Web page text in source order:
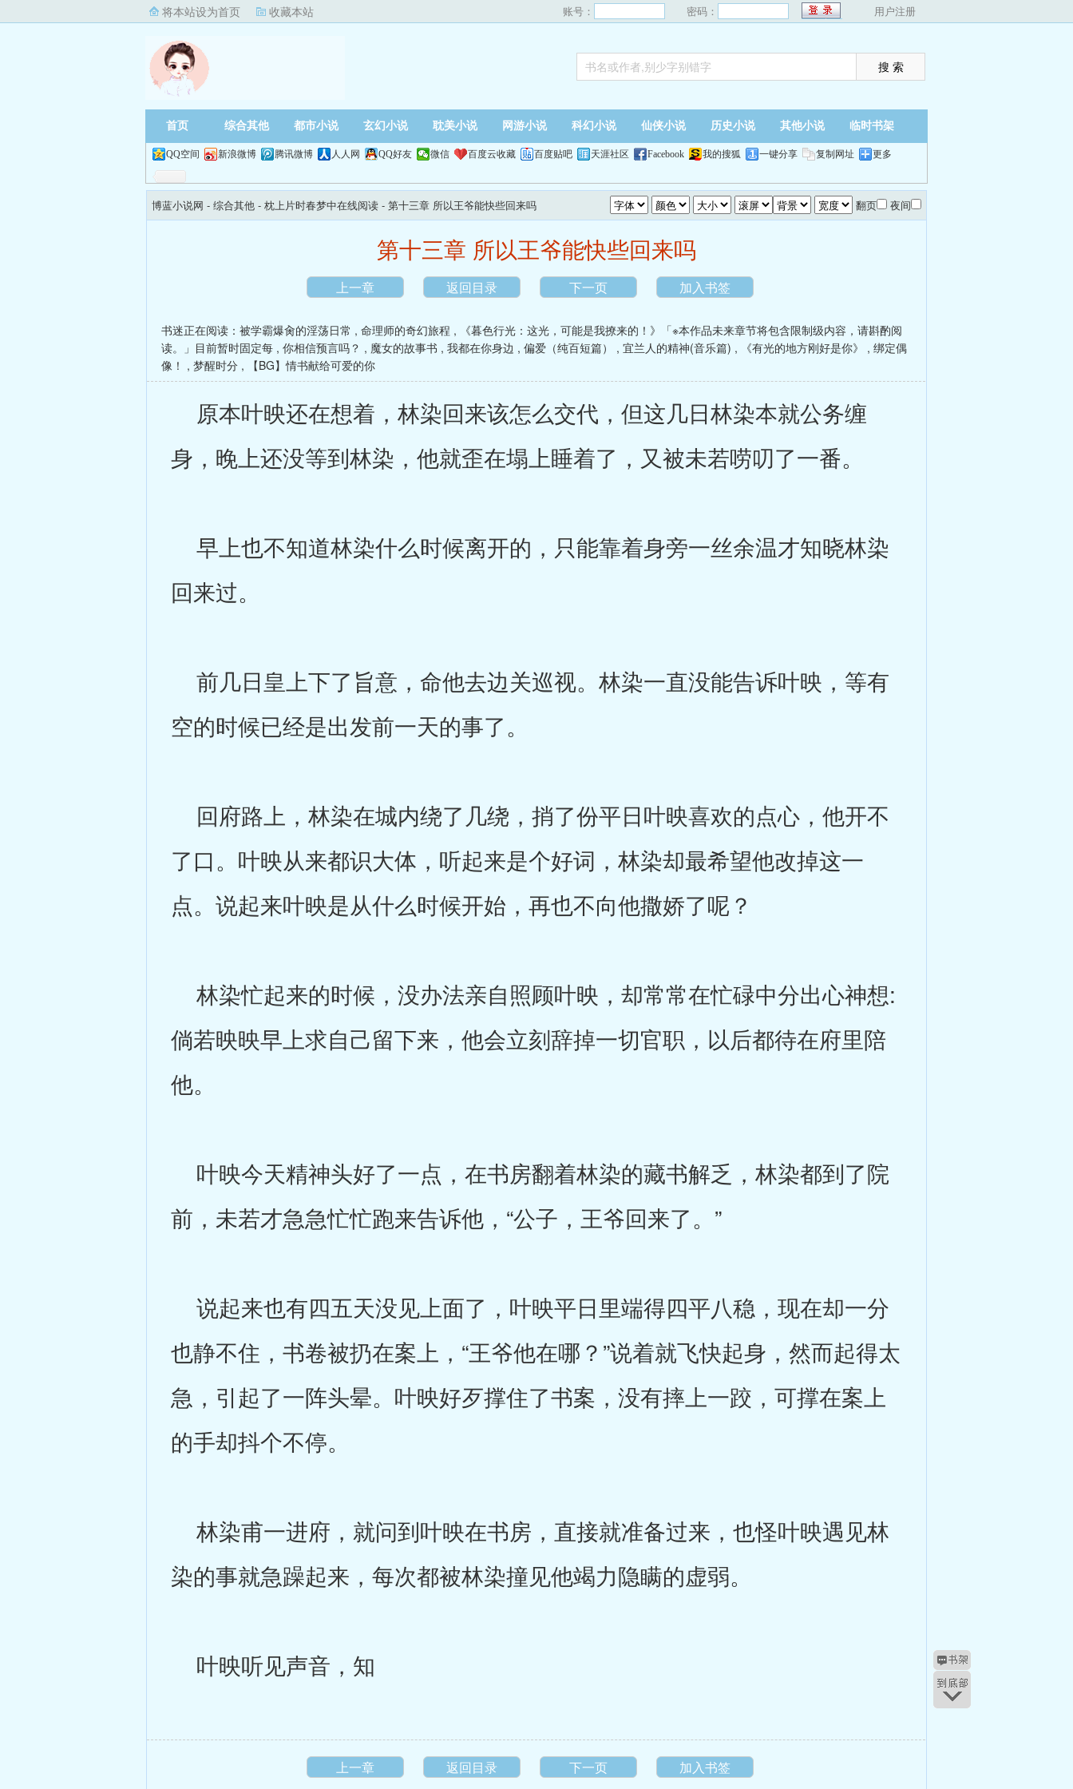
将本站设为首页 收藏本站 账号： 密码： 用户注册
首页 综合其他 都市小说 玄幻小说 耽美小说 网游小说 科幻小说 仙侠小说 历史小说 其他小说 临时书架
QQ空间 新浪微博 腾讯微博 人人网 QQ好友 微信 百度云收藏 百度贴吧 天涯社区 Facebook 我的搜狐 一键分享 复制网址 更多
博蓝小说网 - 综合其他 - 枕上片时春梦中在线阅读 - 第十三章 所以王爷能快些回来吗 翻页 夜间
第十三章 所以王爷能快些回来吗
上一章 返回目录 下一页 加入书签
书迷正在阅读： 被学霸爆肏的淫荡日常 , 命理师的奇幻旅程 ,
《暮色行光：这光，可能是我撩来的！》「※本作品未来章节将包含限制级内容，请斟酌阅
读。」目前暂时固定每 , 你相信预言吗？ , 魔女的故事书 , 我都在你身边 , 偏爱（纯百短篇） , 宜兰人的精神(音乐篇) , 《有光的地方刚好是你》 , 绑定偶
像！ , 梦醒时分 , 【BG】情书献给可爱的你
原本叶映还在想着，林染回来该怎么交代，但这几日林染本就公务缠
身，晚上还没等到林染，他就歪在塌上睡着了，又被未若唠叨了一番。
早上也不知道林染什么时候离开的，只能靠着身旁一丝余温才知晓林染
回来过。
前几日皇上下了旨意，命他去边关巡视。林染一直没能告诉叶映，等有
空的时候已经是出发前一天的事了。
回府路上，林染在城内绕了几绕，捎了份平日叶映喜欢的点心，他开不
了口。叶映从来都识大体，听起来是个好词，林染却最希望他改掉这一
点。说起来叶映是从什么时候开始，再也不向他撒娇了呢？
林染忙起来的时候，没办法亲自照顾叶映，却常常在忙碌中分出心神想:
倘若映映早上求自己留下来，他会立刻辞掉一切官职，以后都待在府里陪
他。
叶映今天精神头好了一点，在书房翻着林染的藏书解乏，林染都到了院
前，未若才急急忙忙跑来告诉他，“公子，王爷回来了。”
说起来也有四五天没见上面了，叶映平日里端得四平八稳，现在却一分
也静不住，书卷被扔在案上，“王爷他在哪？”说着就飞快起身，然而起得太
急，引起了一阵头晕。叶映好歹撑住了书案，没有摔上一跤，可撑在案上
的手却抖个不停。
林染甫一进府，就问到叶映在书房，直接就准备过来，也怪叶映遇见林
染的事就急躁起来，每次都被林染撞见他竭力隐瞒的虚弱。
叶映听见声音，知
上一章 返回目录 下一页 加入书签